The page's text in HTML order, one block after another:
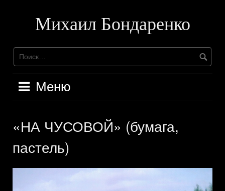
содержимомуМихаил Бондаренко
Меню
«НА ЧУСОВОЙ» (бумага,
пастель)